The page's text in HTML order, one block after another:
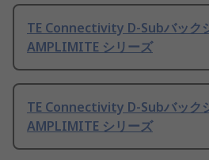
TE Connectivity D-Subバック
AMPLIMITE シリーズ
TE Connectivity D-Subバック
AMPLIMITE シリーズ